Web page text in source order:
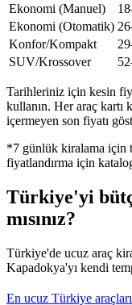
Ekonomi (Manuel)
Ekonomi (Otomatik)
Konfor/Kompakt
SUV/Krossover
Tarihleriniz için kesin
kullanın. Her araç kartı
içermeyen son fiyatı
*7 günlük kiralama için
fiyatlandırma için
Türkiye'yi
mısınız?
Türkiye'de ucuz araç
Kapadokya'yı kendi
En ucuz Türkiye